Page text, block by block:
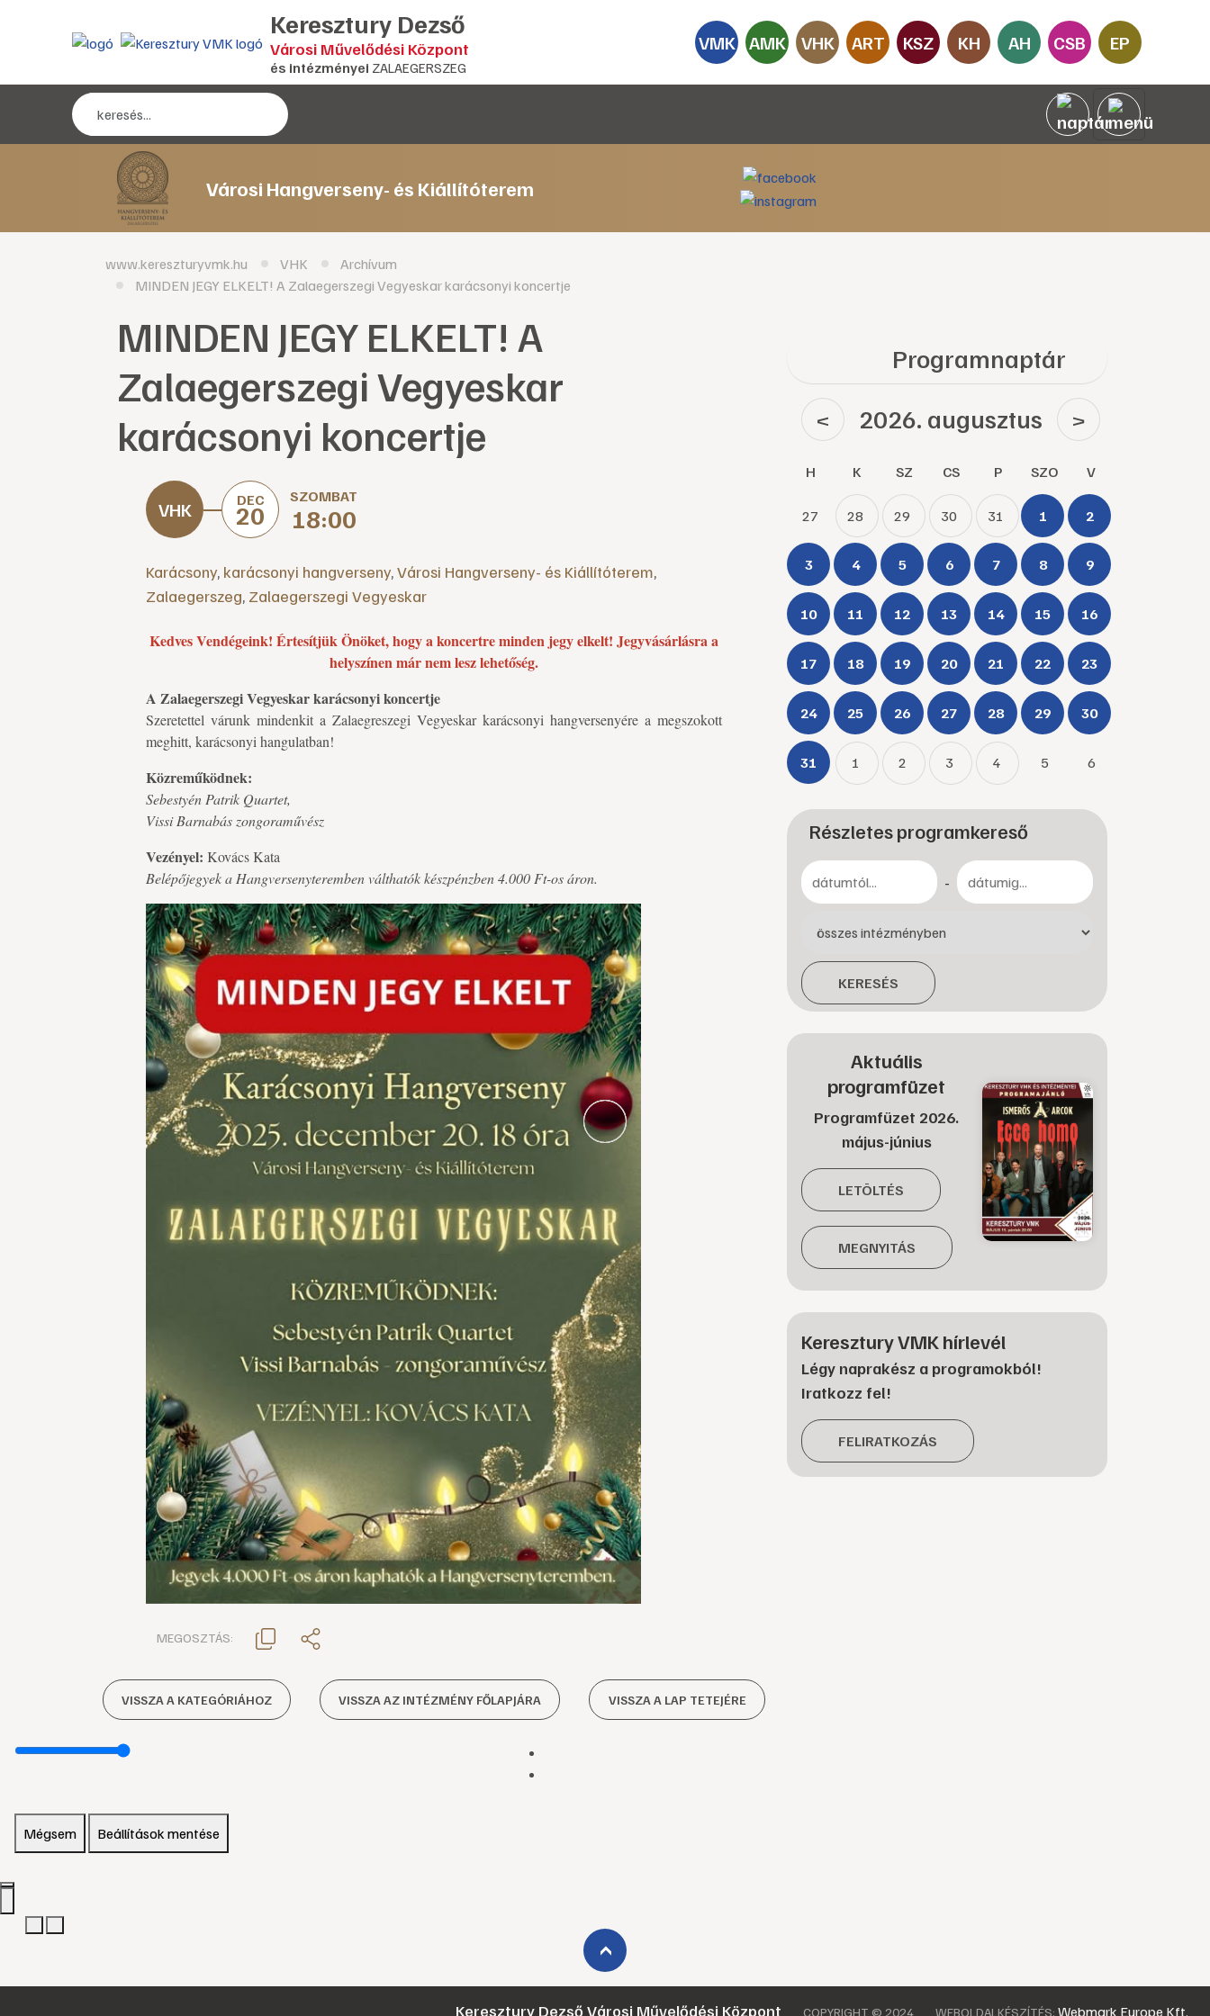
Keresztury Dezső
Városi Művelődési Központ
és intézményei ZALAEGERSZEG
VMK AMK VHK ART KSZ KH AH CSB EP
Városi Hangverseny- és Kiállítóterem
www.kereszturyvmk.hu VHK
Archívum
MINDEN JEGY ELKELT! A Zalaegerszegi Vegyeskar karácsonyi koncertje
MINDEN JEGY ELKELT! A
Zalaegerszegi Vegyeskar
karácsonyi koncertje
DEC
20
SZOMBAT
18:00
Karácsony, karácsonyi hangverseny,Városi Hangverseny- és Kiállítóterem,
Zalaegerszeg, Zalaegerszegi Vegyeskar
Kedves Vendégeink! Értesítjük Önöket, hogy a koncertre minden jegy elkelt! Jegyvásárlásra a
helyszínen már nem lesz lehetőség.
A Zalaegerszegi Vegyeskar karácsonyi koncertje
Szeretettel várunk mindenkit a Zalaegreszegi Vegyeskar karácsonyi hangversenyére a megszokott
meghitt, karácsonyi hangulatban!
Közreműködnek:
Sebestyén Patrik Quartet,
Vissi Barnabás zongoraművész
Vezényel: Kovács Kata
Belépőjegyek a Hangversenyteremben válthatók készpénzben 4.000 Ft-os áron.
MEGOSZTÁS:
VISSZA A KATEGÓRIÁHOZ VISSZA AZ INTÉZMÉNY FŐLAPJÁRA VISSZA A LAP TETEJÉRE
Programnaptár
< 2026. augusztus >
H K SZ CS P SZO V
27 28 29 30 31 1 2
3 4 5 6 7 8 9
10 11 12 13 14 15 16
17 18 19 20 21 22 23
24 25 26 27 28 29 30
31 1 2 3 4 5 6
Részletes programkereső
-
KERESÉS
Aktuális
programfüzet
Programfüzet 2026.
május-június
LETÖLTÉS
MEGNYITÁS
Keresztury VMK hírlevél
Légy naprakész a programokból!
Iratkozz fel!
FELIRATKOZÁS
Mégsem Beállítások mentése
›
Keresztury Dezső Városi Művelődési Központ COPYRIGHT © 2024 WEBOLDALKÉSZÍTÉS: Webmark Europe Kft.